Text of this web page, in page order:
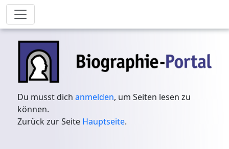
Du musst dichanmelden, um Seiten lesen zu
können.
Zurück zur Seite Hauptseite.